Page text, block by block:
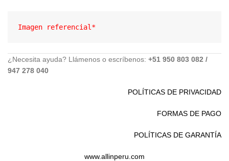
Imagen referencial*
¿Necesita ayuda? Llámenos o escríbenos: +51 950 803 082 /
947 278 040
POLÍTICAS DE PRIVACIDAD
FORMAS DE PAGO
POLÍTICAS DE GARANTÍA
www.allinperu.com